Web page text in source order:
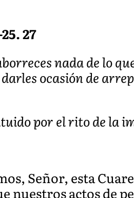
27
nada de lo
ocasión de
por el rito de la
Señor, esta
nuestros actos de